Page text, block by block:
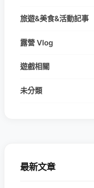
旅遊&美食&活動記事
露營 Vlog
遊戲相關
未分類
最新文章